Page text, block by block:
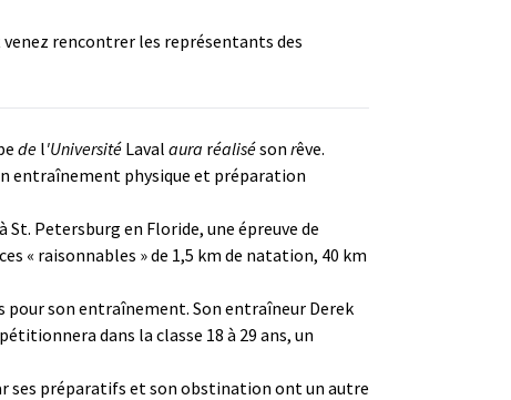
venez rencontrer les représentants des
de l'Université Laval aura réaliséson rêve.
entraînement physique et préparation
Petersburg en Floride, une épreuve de
« raisonnables » de 1,5 km de natation, 40 km
son entraînement. Son entraîneur Derek
dans la classe 18 à 29 ans, un
ses préparatifs et son obstination ont un autre